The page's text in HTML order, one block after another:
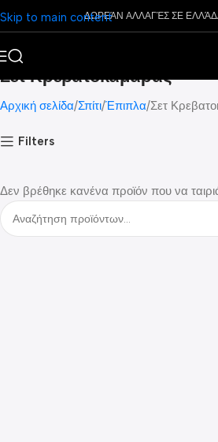
Skip to main contentΔΩΡΕΆΝ ΑΛΛΑΓΈΣ ΣΕ
Σετ Κρεβατοκάμαρας
Αρχική σελίδα Σπίτι Έπιπλα Σετ
Filters
Δεν βρέθηκε κανένα προϊόν που να